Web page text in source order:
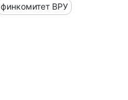
финкомитет ВРУ